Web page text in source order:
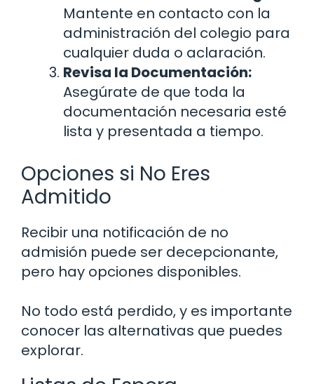
Mantente en contacto con la
administración del colegio para
cualquier duda o aclaración.
Revisa la Documentación:
Asegúrate de que toda la
documentación necesaria esté
lista y presentada a tiempo.
Opciones si No Eres
Admitido
Recibir una notificación de no
admisión puede ser decepcionante,
pero hay opciones disponibles.
No todo está perdido, y es importante
conocer las alternativas que puedes
explorar.